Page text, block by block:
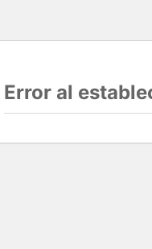
Error al